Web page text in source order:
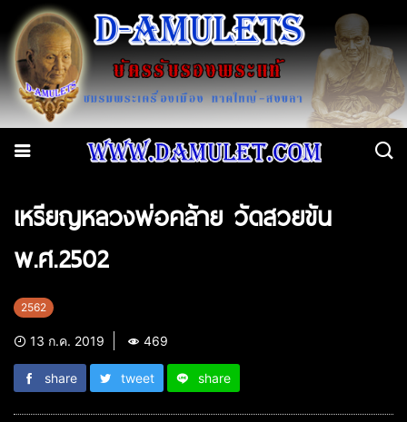
เหรียญหลวงพ่อคล้าย วัดสวยขัน
พ.ศ.2502
2562
13 ก.ค. 2019 469
share tweet share